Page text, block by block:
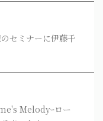
セミナーに伊藤千
Melodyｰロー